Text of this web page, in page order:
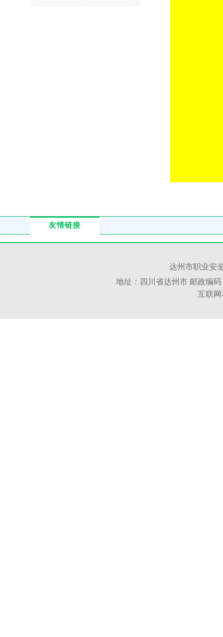
友情链接
达州市职业安
地址：四川省达州市 邮政编码
互联